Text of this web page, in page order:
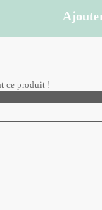
ce produit !